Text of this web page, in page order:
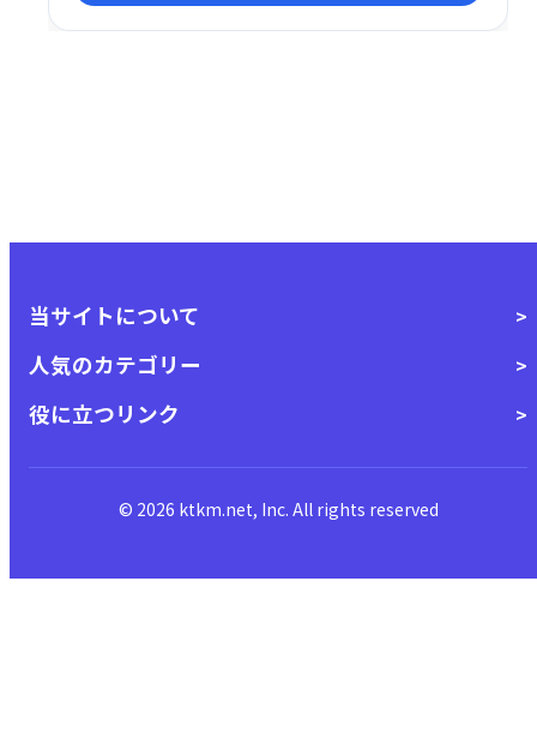
当サイトについて
人気のカテゴリー
役に立つリンク
© 2026 ktkm.net, Inc. All rights reserved